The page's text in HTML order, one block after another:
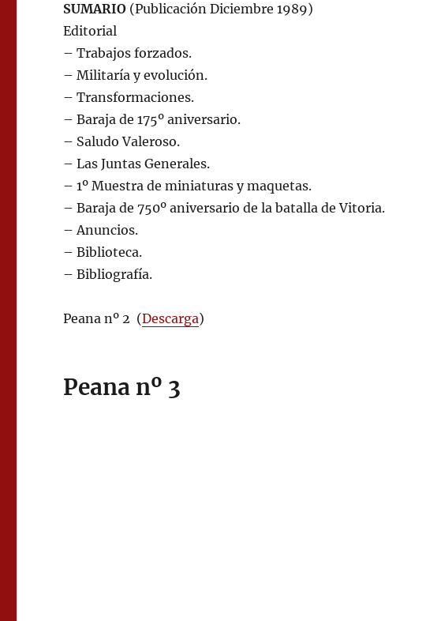
SUMARIO (Publicación Diciembre 1989)
Editorial
– Trabajos forzados.
– Militaría y evolución.
– Transformaciones.
– Baraja de 175º aniversario.
– Saludo Valeroso.
– Las Juntas Generales.
– 1º Muestra de miniaturas y maquetas.
– Baraja de 750º aniversario de la batalla de Vitoria.
– Anuncios.
– Biblioteca.
– Bibliografía.
Peana nº 2 (Descarga)
Peana nº 3